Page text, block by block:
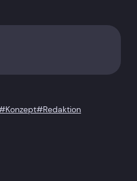
Konzept
Redaktion